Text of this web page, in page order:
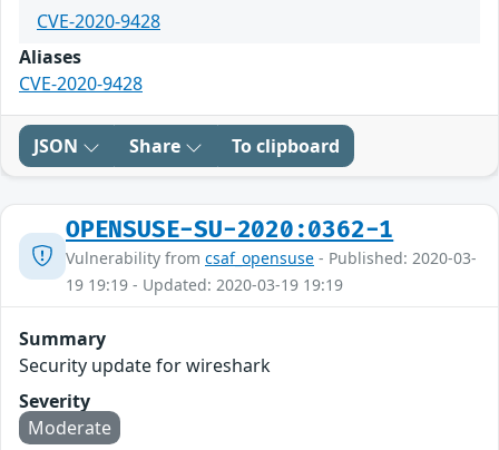
CVE-2020-9428
Aliases
CVE-2020-9428
JSON Share To clipboard
OPENSUSE-SU-2020:0362-1
Vulnerability from csaf_opensuse - Published: 2020-03-
19 19:19 - Updated: 2020-03-19 19:19
Summary
Security update for wireshark
Severity
Moderate